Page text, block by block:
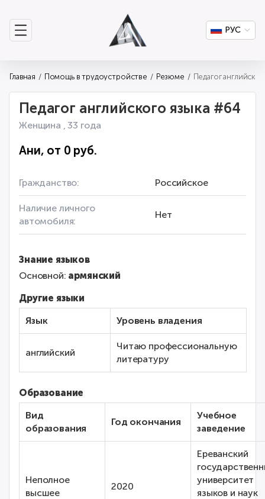
РУС
Главная Помощь в трудоустройстве Резюме
Педагог английского языка #64
Женщина , 33 года
Ани, от 0 руб.
Гражданство: Российское
Наличие личного
автомобиля:
Нет
Знание языков
Основной: армянский
Другие языки
Язык
Уровень владения
английский
Читаю профессиональную
литературу
Образование
Вид
образования
Год окончания
Учебное
заведение
Неполное
высшее
2020
Ереванский
университет
языков и наук